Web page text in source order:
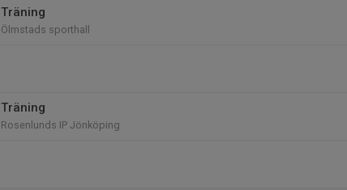
Träning
Ölmstads sporthall
Träning
Rosenlunds IP Jönköping